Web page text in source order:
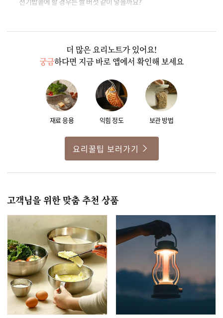
더 많은 요리노트가 있어요!
궁금하다면 지금 바로 앱에서 확인해 보세요
재료 응용 익힘 정도 보관 방법
요리꿀팁 보러가기
고객님을 위한 맞춤 추천 상품